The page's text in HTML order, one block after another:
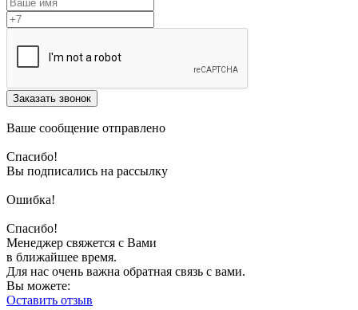
Заказать звонок
Ваше сообщение отправлено
Спасибо!
Вы подписались на рассылку
Ошибка!
Спасибо!
Менеджер свяжется с Вами
в ближайшее время.
Для нас очень важна обратная связь с вами.
Вы можете:
Оставить отзыв